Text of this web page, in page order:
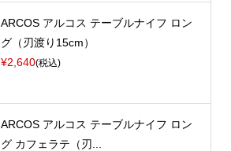
ARCOS アルコス テーブルナイフ ロン
グ（刃渡り15cm）
¥2,640(税込)
ARCOS アルコス テーブルナイフ ロン
グ カフェラテ（刃...